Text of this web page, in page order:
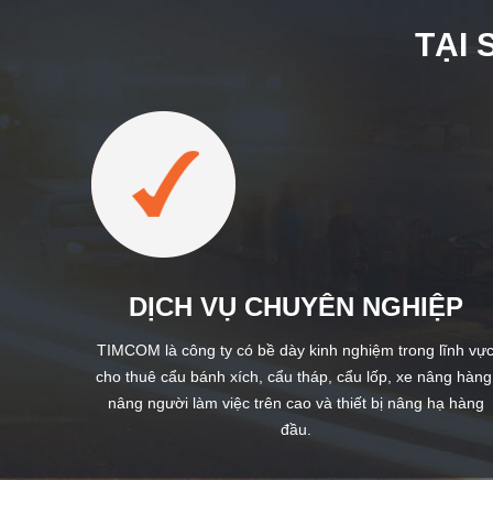
TẠI
DỊCH VỤ CHUYÊN NGHIỆP
TIMCOM là công ty có bề dày kinh nghiệm trong lĩnh vực
cho thuê cẩu bánh xích, cẩu tháp, cẩu lốp, xe nâng hàng,
nâng người làm việc trên cao và thiết bị nâng hạ hàng
đầu.